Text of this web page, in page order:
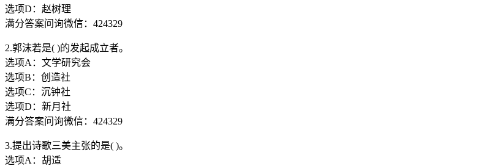
选项D：赵树理
满分答案问询微信：424329
2.郭沫若是( )的发起成立者。
选项A：文学研究会
选项B：创造社
选项C：沉钟社
选项D：新月社
满分答案问询微信：424329
3.提出诗歌三美主张的是( )。
选项A：胡适